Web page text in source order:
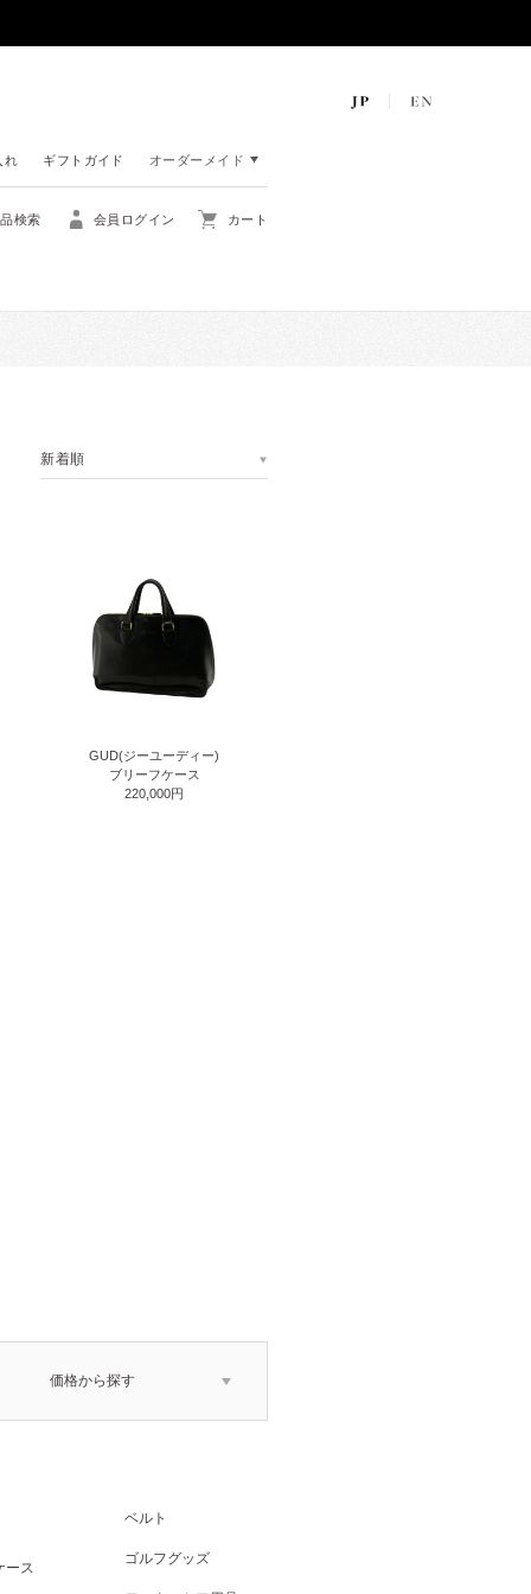
れ ギフトガイド オーダーメイド
検索 会員ログイン カート
新着順
GUD(ジーユーディー)
ブリーフケース
220,000円
価格から探す
ース
ベルト
ゴルフグッズ